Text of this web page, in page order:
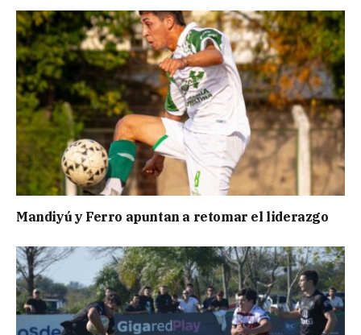
Mandiyú y Ferro apuntan a retomar el liderazgo